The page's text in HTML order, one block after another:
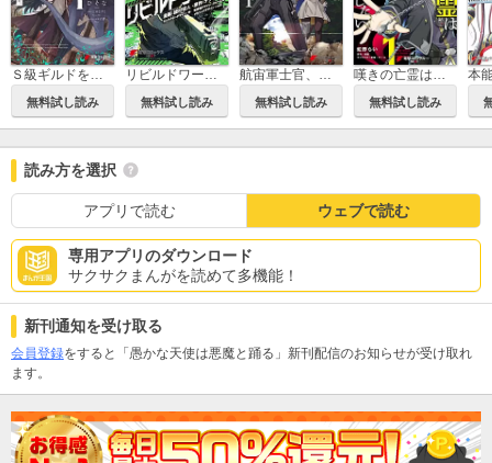
Ｓ級ギルドを追放されたけど、実は俺だけドラゴンの言葉がわかるので、気付いたときには竜騎士の頂点を極めてました。
無料試し読み
リビルドワールド
無料試し読み
航宙軍士官、冒険者になる
無料試し読み
嘆きの亡霊は引退したい ～最弱ハンターによる最強パーティ育成術～
無料試し読み
読み方を選択
アプリで読む ウェブで読む
専用アプリのダウンロード
サクサクまんがを読めて多機能！
新刊通知を受け取る
会員登録をすると「愚かな天使は悪魔と踊る」新刊配信のお知らせが受け取れ
ます。